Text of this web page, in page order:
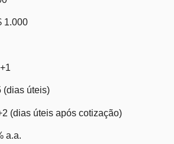
1.000
(dias úteis)
(dias úteis após cotização)
a.a.